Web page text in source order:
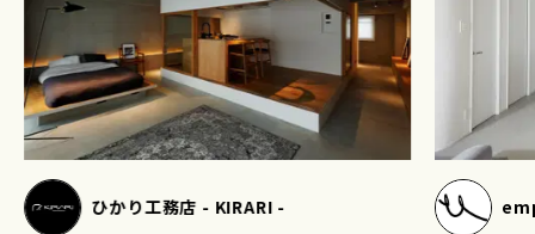
ひかり工務店 - KIRARI -